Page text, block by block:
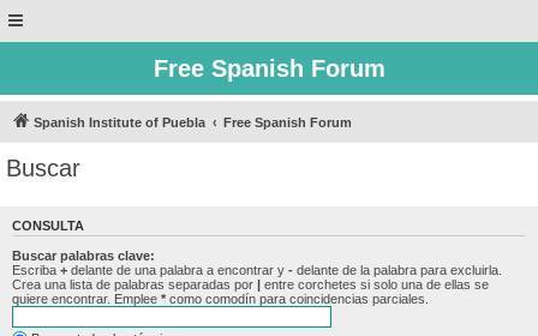
Free Spanish Forum
Spanish Institute of Puebla Free Spanish Forum
Buscar
CONSULTA
Buscar palabras clave:
Escriba + delante de una palabra a encontrar y - delante de la palabra para excluirla.
Crea una lista de palabras separadas por | entre corchetes si solo una de ellas se
quiere encontrar. Emplee * como comodín para coincidencias parciales.